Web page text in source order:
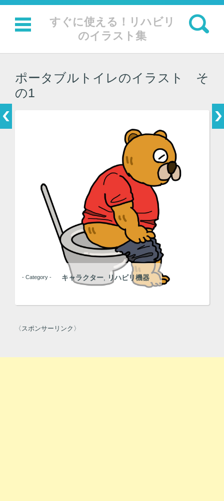
すぐに使える！リハビリ
のイラスト集
検索:
コンテンツに移動
ポータブルトイレのイラスト そ
の1
- Category - キャラクター, リハビリ機器
〈スポンサーリンク〉